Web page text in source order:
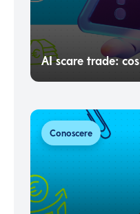
AI scare trade:
Conoscere